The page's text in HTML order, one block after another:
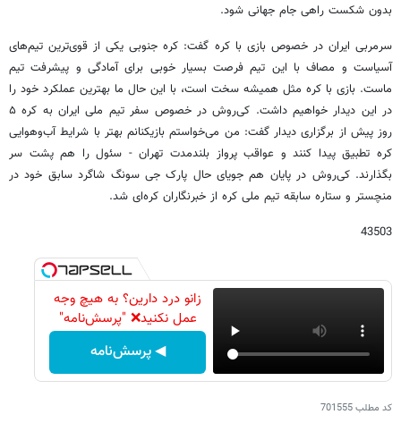
بدون شکست راهی جام جهانی شود.
سرمربی ایران در خصوص بازی با کره گفت: کره‌ جنوبی یکی از قوی‌ترین تیم‌های
آسیاست و مصاف با این تیم فرصت بسیار خوبی برای آمادگی و پیشرفت تیم
ماست. بازی با کره مثل همیشه سخت است، با این حال ما بهترین عملکرد خود را
در این دیدار خواهیم داشت. کی‌روش در خصوص سفر تیم ملی ایران به کره ۵
روز پیش از برگزاری دیدار گفت: من می‌خواستم بازیکنانم بهتر با شرایط آب‌وهوایی
کره تطبیق پیدا کنند و عواقب پرواز بلندمدت تهران - سئول را هم پشت سر
بگذارند. کی‌روش در پایان هم جویای حال پارک جی‌ سونگ شاگرد سابق خود در
منچستر و ستاره سابقه تیم ملی کره از خبرنگاران کره‌ای شد.
43503
زانو درد دارین؟ به هیچ وجه
عمل نکنید❌ "پرسش‌نامه"
◀ پرسش‌نامه
کد مطلب701555